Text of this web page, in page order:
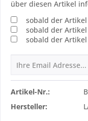
über diesen Artikel
sobald der
sobald der Artikel
sobald der Artikel
Artikel-Nr.:
Hersteller: